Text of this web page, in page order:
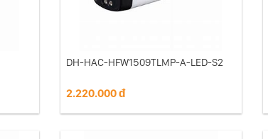
DH-HAC-HFW1509TLMP-A-LED-S2
2.220.000 đ